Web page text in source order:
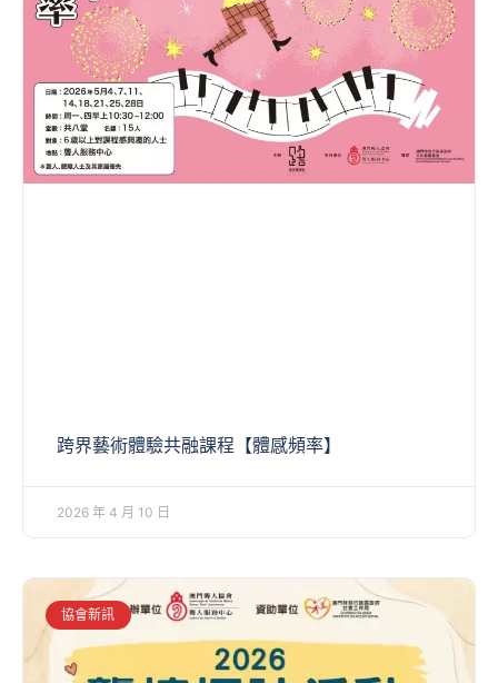
跨界藝術體驗共融課程【體感頻率】
2026 年 4 月 10 日
協會新訊